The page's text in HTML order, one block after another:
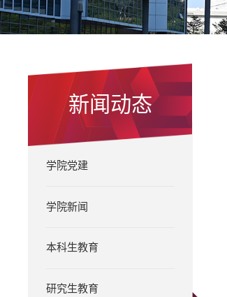
新闻动态
学院党建
学院新闻
本科生教育
研究生教育